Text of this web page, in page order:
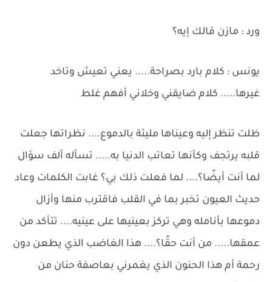
ورد : مازن قالك إيه؟
يونس : كلام بارد بصراحة..... يعني تعيش وتاخد
غيرها..... كلام ضايقني وخلاني أفهم غلط
ظلت تنظر إليه وعيناها مليئة بالدموع.... نظراتها جعلت
قلبه يرتجف وكأنها تعاتب الدنيا به..... تسأله ألف سؤال
لما أنت أيضًا؟.... لما فعلت ذلك بي؟ غابت الكلمات وعاد
حديث العيون تخبر بما في القلب فاقترب منها وأزال
دموعها بأنامله وهي تركز بعينيها على عينيه.... تتأكد من
عمقها..... من أنت حقًا؟.... هذا الغاضب الذي يطعن دون
رحمة أم هذا الحنون الذي يغمرني بعاصفة حنان من